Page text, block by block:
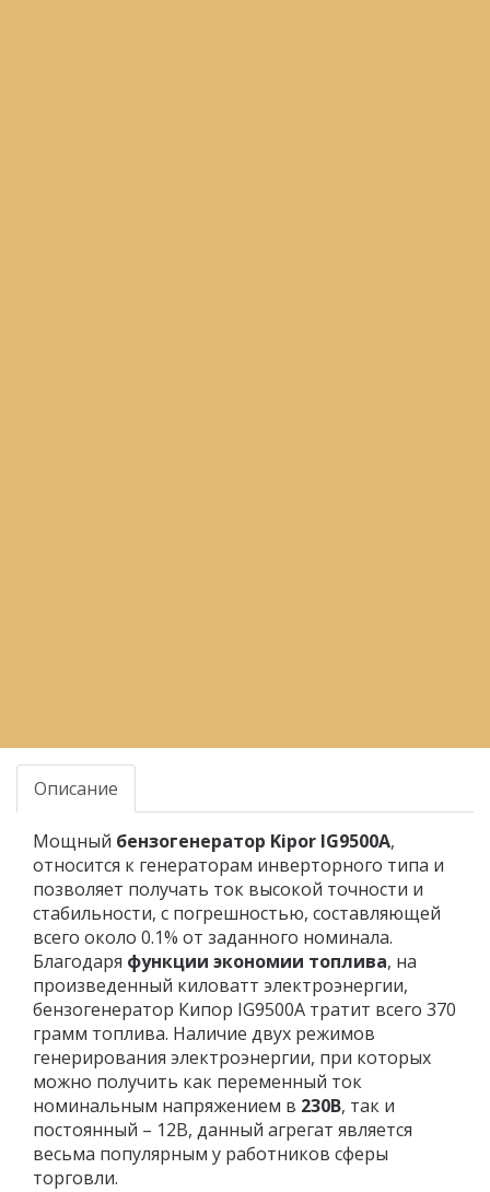
Описание
Мощный бензогенератор Kipor IG9500A,
относится к генераторам инверторного типа и
позволяет получать ток высокой точности и
стабильности, с погрешностью, составляющей
всего около 0.1% от заданного номинала.
Благодаря функции экономии топлива, на
произведенный киловатт электроэнергии,
бензогенератор Кипор IG9500A тратит всего 370
грамм топлива. Наличие двух режимов
генерирования электроэнергии, при которых
можно получить как переменный ток
номинальным напряжением в 230В, так и
постоянный – 12В, данный агрегат является
весьма популярным у работников сферы
торговли.